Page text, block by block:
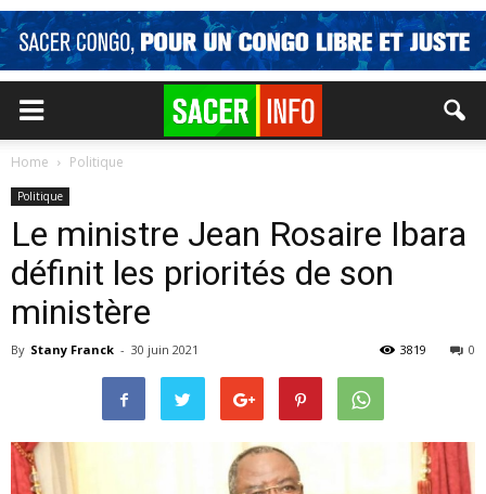
Home Politique
Politique
Le ministre Jean Rosaire Ibara
définit les priorités de son
ministère
By Stany Franck - 30 juin 2021 0
3819